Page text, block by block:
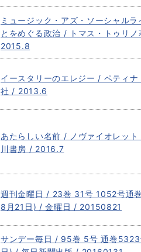
ミュージック・アズ・ソーシャルラ
とをめぐる政治 / トマス・トゥリ
2015.8
イースタリーのエレジー / ペティ
社 / 2013.6
あたらしい名前 / ノヴァイオレッ
川書房 / 2016.7
週刊金曜日 / 23巻 31号 1052号通
8月21日) / 金曜日 / 20150821
サンデー毎日 / 95巻 5号 通巻